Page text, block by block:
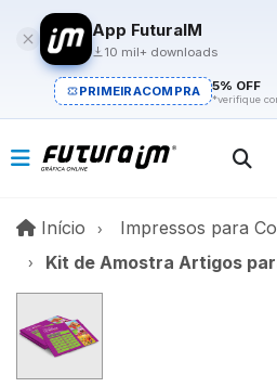
App FuturaIM
10 mil+ downloads
PRIMEIRACOMPRA 5% OFF
*verifique
Início InícioImpressos para
Kit de Amostra Artigos